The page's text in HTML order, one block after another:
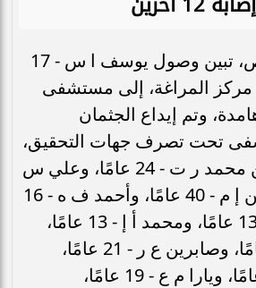
وبالانتقال والفحص، تبين وصول يوسف ا س - 17
مركز المراغة، إلى مستشفى
وتم إيداع الجثمان
تحت تصرف جهات التحقيق،
كما أُصيب كل من محمد ر ت - 24 عامًا، وعلي س
م - 25 عامًا، وأيمن إ م - 40 عامًا، وأحمد ف ه - 16
عامًا، وأحمد أ إ - 13 عامًا، ومحمد أ إ - 13 عامًا،
وكريم أ م - 17 عامًا، وصابرين ع ر - 21 عامًا،
ومريم م ع - 15 عامًا، ويارا م ع - 19 عامًا،